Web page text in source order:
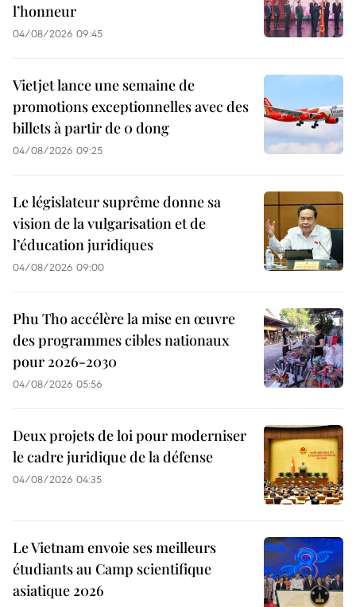
l’honneur
04/08/2026 09:45
Vietjet lance une semaine de
promotions exceptionnelles avec des
billets à partir de 0 dong
04/08/2026 09:25
Le législateur suprême donne sa
vision de la vulgarisation et de
l’éducation juridiques
04/08/2026 09:00
Phu Tho accélère la mise en œuvre
des programmes cibles nationaux
pour 2026-2030
04/08/2026 05:56
Deux projets de loi pour moderniser
le cadre juridique de la défense
04/08/2026 04:35
Le Vietnam envoie ses meilleurs
étudiants au Camp scientifique
asiatique 2026